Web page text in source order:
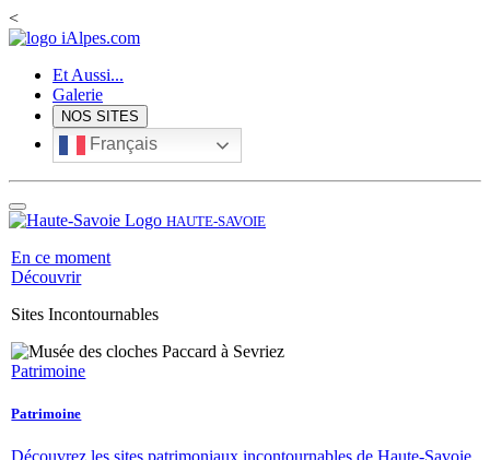
<
Et Aussi...
Galerie
NOS SITES
Français
HAUTE-SAVOIE
En ce moment
Découvrir
Sites Incontournables
Patrimoine
Patrimoine